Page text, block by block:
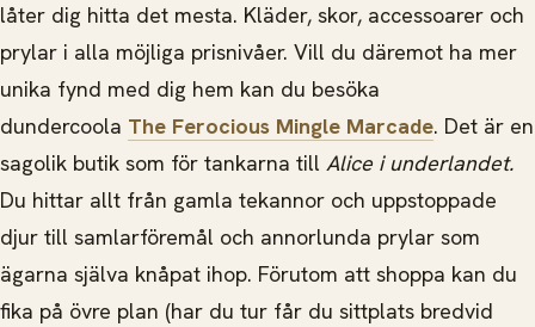
låter dig hitta det mesta. Kläder, skor, accessoarer och
prylar i alla möjliga prisnivåer. Vill du däremot ha mer
unika fynd med dig hem kan du besöka
dundercoola The Ferocious Mingle Marcade. Det är en
sagolik butik som för tankarna till Alice i underlandet.
Du hittar allt från gamla tekannor och uppstoppade
djur till samlarföremål och annorlunda prylar som
ägarna själva knåpat ihop. Förutom att shoppa kan du
fika på övre plan (har du tur får du sittplats bredvid